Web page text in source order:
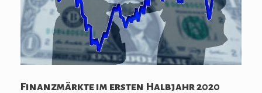
Finanzmärkte im ersten Halbjahr 2020